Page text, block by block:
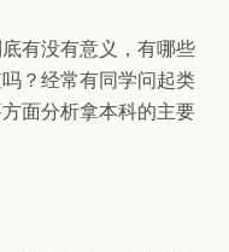
有没有意义，有哪些
？经常有同学问起类
面分析拿本科的主要